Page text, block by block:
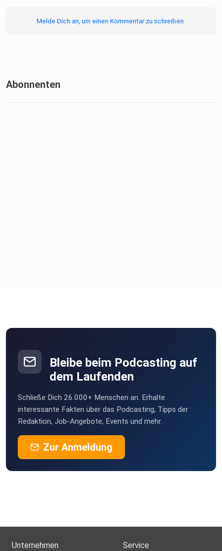
Melde Dich an, um einen Kommentar zu schreiben.
Abonnenten
Bleibe beim Podcasting auf
dem Laufenden
Schließe Dich 26.000+ Menschen an. Erhalte
interessante Fakten über das Podcasting, Tipps der
Redaktion, Job-Angebote, Events und mehr.
Zur Anmeldung
Unternehmen Service